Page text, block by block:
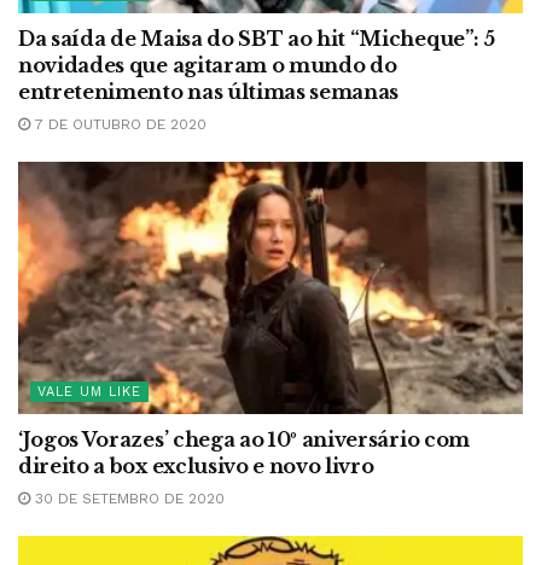
Da saída de Maisa do SBT ao hit “Micheque”: 5
novidades que agitaram o mundo do
entretenimento nas últimas semanas
7 DE OUTUBRO DE 2020
VALE UM LIKE
‘Jogos Vorazes’ chega ao 10º aniversário com
direito a box exclusivo e novo livro
30 DE SETEMBRO DE 2020